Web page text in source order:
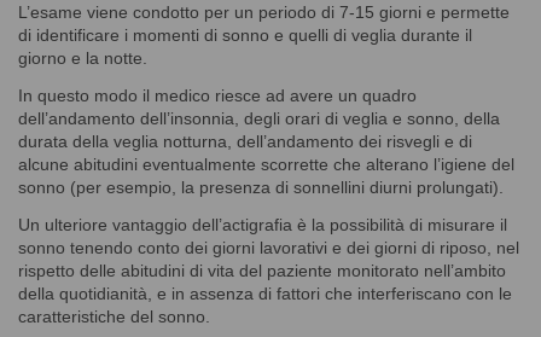
L’esame viene condotto per un periodo di 7-15 giorni e permette
di identificare i momenti di sonno e quelli di veglia durante il
giorno e la notte.
In questo modo il medico riesce ad avere un quadro
dell’andamento dell’insonnia, degli orari di veglia e sonno, della
durata della veglia notturna, dell’andamento dei risvegli e di
alcune abitudini eventualmente scorrette che alterano l’igiene del
sonno (per esempio, la presenza di sonnellini diurni prolungati).
Un ulteriore vantaggio dell’actigrafia è la possibilità di misurare il
sonno tenendo conto dei giorni lavorativi e dei giorni di riposo, nel
rispetto delle abitudini di vita del paziente monitorato nell’ambito
della quotidianità, e in assenza di fattori che interferiscano con le
caratteristiche del sonno.